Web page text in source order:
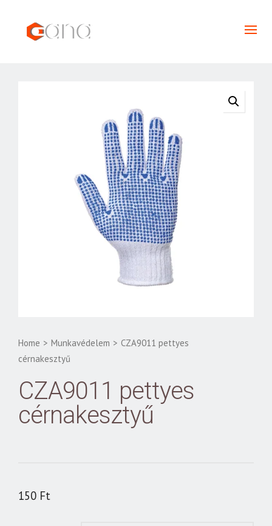
Home > Munkavédelem > CZA9011 pettyes
cérnakesztyű
CZA9011 pettyes
cérnakesztyű
150 Ft